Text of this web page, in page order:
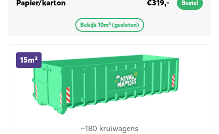
Papier/kartonin 10m³ (gesloten) €319,- Bestel
Bekijk 10m³ (gesloten)
~180 kruiwagens
15m³
15m³ container huren